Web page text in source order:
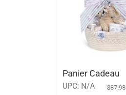
Panier Cadeau
UPC: N/A $87.98